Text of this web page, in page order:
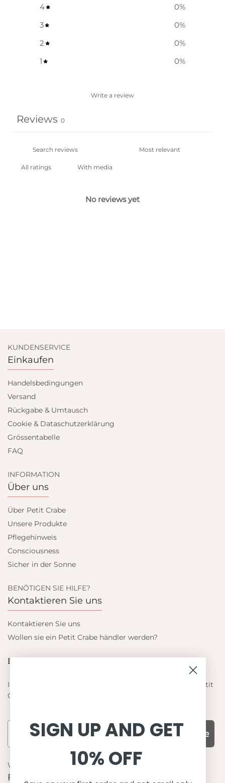
4
0%
3
0%
2
0%
1
0%
Write a review
Reviews 0
With media
No reviews yet
KUNDENSERVICE
Einkaufen
Handelsbedingungen
Versand
Rückgabe & Umtausch
Cookie & Dataschutzerklärung
Grössentabelle
FAQ
INFORMATION
Über uns
Über Petit Crabe
Unsere Produkte
Pflegehinweis
Consciousness
Sicher in der Sonne
BENÖTIGEN SIE HILFE?
Kontaktieren Sie uns
Kontaktieren Sie uns
Wollen sie ein Petit Crabe händler werden?
Blieb auf dem laufenden
Informieren Sie sich über die neuesten Angebote von Petit
Crabe
Subscribe
WARUM UNS WÄHLEN
Funktion, Qualität und Design
SIGN UP AND GET
10% OFF